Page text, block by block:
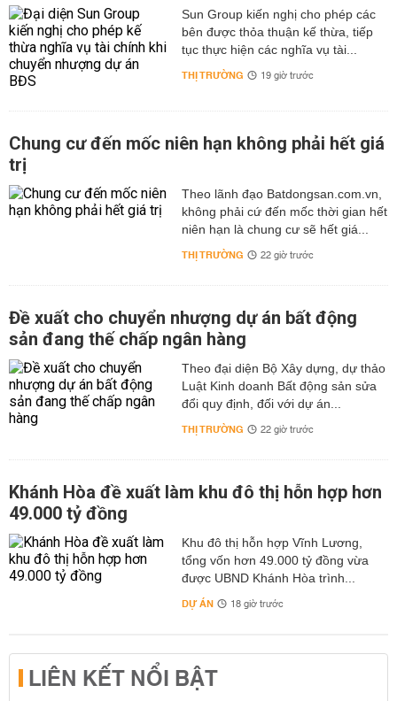
Sun Group kiến nghị cho phép các
bên được thỏa thuận kế thừa, tiếp
tục thực hiện các nghĩa vụ tài...
THỊ TRƯỜNG 19 giờ trước
Chung cư đến mốc niên hạn không phải hết giá
trị
Theo lãnh đạo Batdongsan.com.vn,
không phải cứ đến mốc thời gian hết
niên hạn là chung cư sẽ hết giá...
THỊ TRƯỜNG 22 giờ trước
Đề xuất cho chuyển nhượng dự án bất động
sản đang thế chấp ngân hàng
Theo đại diện Bộ Xây dựng, dự thảo
Luật Kinh doanh Bất động sản sửa
đổi quy định, đối với dự án...
THỊ TRƯỜNG 22 giờ trước
Khánh Hòa đề xuất làm khu đô thị hỗn hợp hơn
49.000 tỷ đồng
Khu đô thị hỗn hợp Vĩnh Lương,
tổng vốn hơn 49.000 tỷ đồng vừa
được UBND Khánh Hòa trình...
DỰ ÁN 18 giờ trước
LIÊN KẾT NỔI BẬT